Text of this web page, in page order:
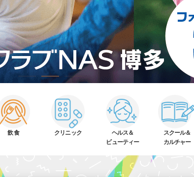
飲 食 クリニック
ヘルス＆
ビューティー
スクール＆
カルチャー